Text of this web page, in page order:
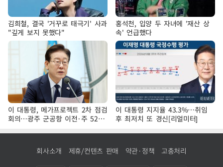
김희철, 결국 '거꾸로 태극기' 사과
"깊게 보지 못했다"
홍석천, 입양 두 자녀에 '재산 상
속' 언급했다
이 대통령, 메가프로젝트 2차 점검
회의…광주 군공항 이전·주 52시
간 예외 등 논의
이 대통령 지지율 43.3%…취임
후 최저치 또 경신[리얼미터]
회사소개 제휴/컨텐츠 판매 약관·정책 고충처리